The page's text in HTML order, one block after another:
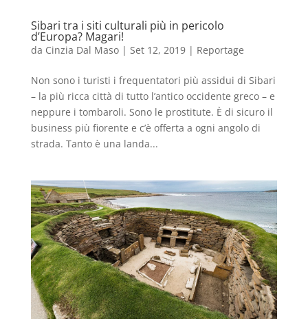
Sibari tra i siti culturali più in pericolo
d’Europa? Magari!
da Cinzia Dal Maso| Set 12, 2019| Reportage
Non sono i turisti i frequentatori più assidui di Sibari
– la più ricca città di tutto l’antico occidente greco – e
neppure i tombaroli. Sono le prostitute. È di sicuro il
business più fiorente e c’è offerta a ogni angolo di
strada. Tanto è una landa...